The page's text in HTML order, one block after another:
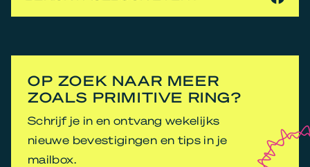
OP ZOEK NAAR MEER
ZOALS PRIMITIVE RING?
Schrijf je in en ontvang wekelijks
nieuwe bevestigingen en tips in je
mailbox.